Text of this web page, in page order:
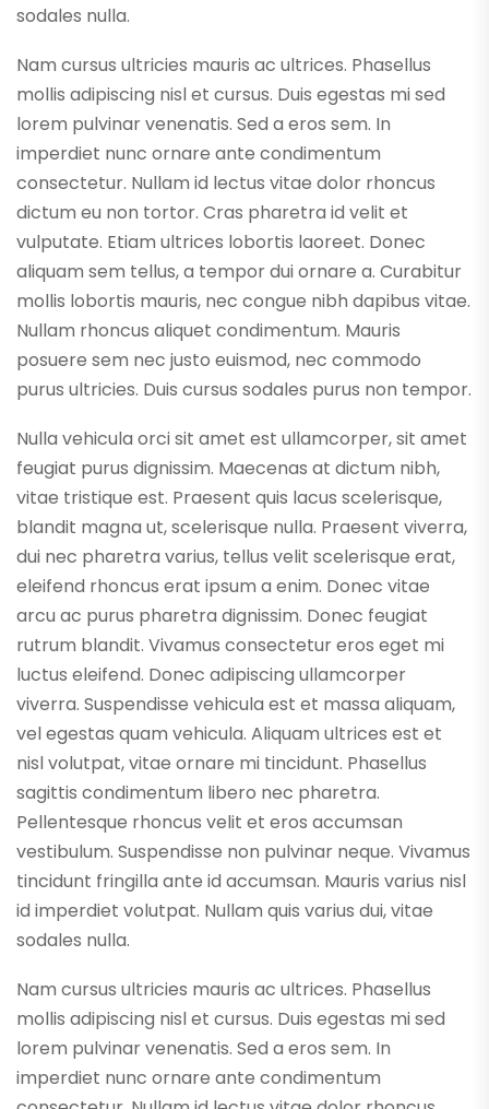
sodales nulla.
Nam cursus ultricies mauris ac ultrices. Phasellus
mollis adipiscing nisl et cursus. Duis egestas mi sed
lorem pulvinar venenatis. Sed a eros sem. In
imperdiet nunc ornare ante condimentum
consectetur. Nullam id lectus vitae dolor rhoncus
dictum eu non tortor. Cras pharetra id velit et
vulputate. Etiam ultrices lobortis laoreet. Donec
aliquam sem tellus, a tempor dui ornare a. Curabitur
mollis lobortis mauris, nec congue nibh dapibus vitae.
Nullam rhoncus aliquet condimentum. Mauris
posuere sem nec justo euismod, nec commodo
purus ultricies. Duis cursus sodales purus non tempor.
Nulla vehicula orci sit amet est ullamcorper, sit amet
feugiat purus dignissim. Maecenas at dictum nibh,
vitae tristique est. Praesent quis lacus scelerisque,
blandit magna ut, scelerisque nulla. Praesent viverra,
dui nec pharetra varius, tellus velit scelerisque erat,
eleifend rhoncus erat ipsum a enim. Donec vitae
arcu ac purus pharetra dignissim. Donec feugiat
rutrum blandit. Vivamus consectetur eros eget mi
luctus eleifend. Donec adipiscing ullamcorper
viverra. Suspendisse vehicula est et massa aliquam,
vel egestas quam vehicula. Aliquam ultrices est et
nisl volutpat, vitae ornare mi tincidunt. Phasellus
sagittis condimentum libero nec pharetra.
Pellentesque rhoncus velit et eros accumsan
vestibulum. Suspendisse non pulvinar neque. Vivamus
tincidunt fringilla ante id accumsan. Mauris varius nisl
id imperdiet volutpat. Nullam quis varius dui, vitae
sodales nulla.
Nam cursus ultricies mauris ac ultrices. Phasellus
mollis adipiscing nisl et cursus. Duis egestas mi sed
lorem pulvinar venenatis. Sed a eros sem. In
imperdiet nunc ornare ante condimentum